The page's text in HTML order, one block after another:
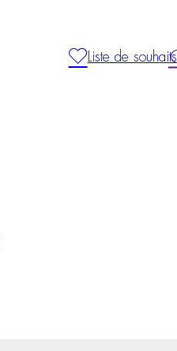
Liste de souhaits